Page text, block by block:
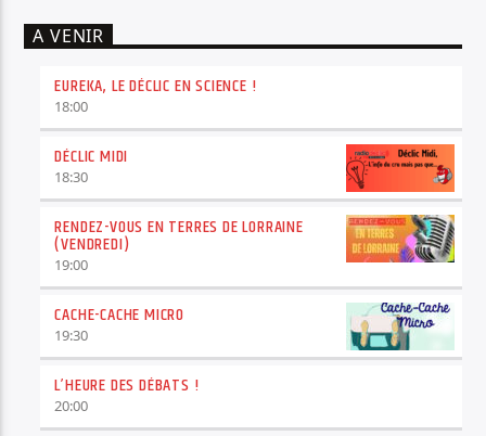
A VENIR
EUREKA, LE DÉCLIC EN SCIENCE !
18:00
DÉCLIC MIDI
18:30
RENDEZ-VOUS EN TERRES DE LORRAINE
(VENDREDI)
19:00
CACHE-CACHE MICRO
19:30
L’HEURE DES DÉBATS !
20:00